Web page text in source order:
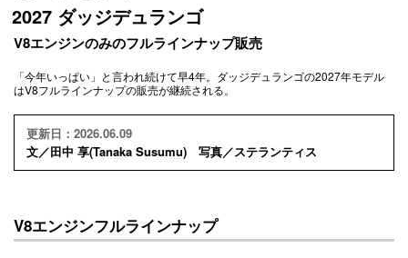
2027 ダッジデュランゴ
V8エンジンのみのフルラインナップ販売
「今年いっぱい」と言われ続けて早4年。ダッジデュランゴの2027年モデル
はV8フルラインナップの販売が継続される。
更新日：2026.06.09
文／田中 享(Tanaka Susumu) 写真／ステランティス
V8エンジンフルラインナップ